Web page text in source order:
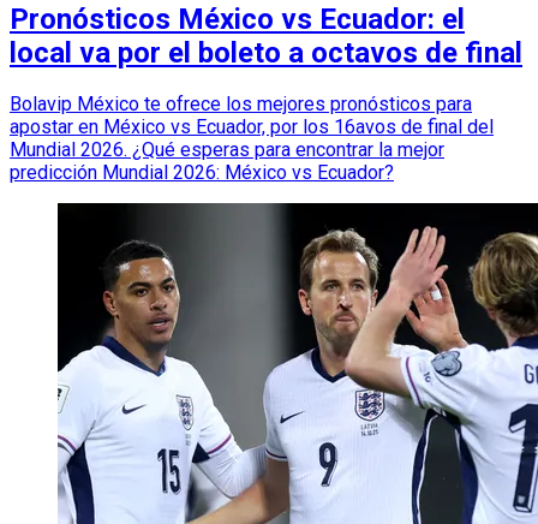
Pronósticos México vs Ecuador: el
local va por el boleto a octavos de final
Bolavip México te ofrece los mejores pronósticos para
apostar en México vs Ecuador, por los 16avos de final del
Mundial 2026. ¿Qué esperas para encontrar la mejor
predicción Mundial 2026: México vs Ecuador?